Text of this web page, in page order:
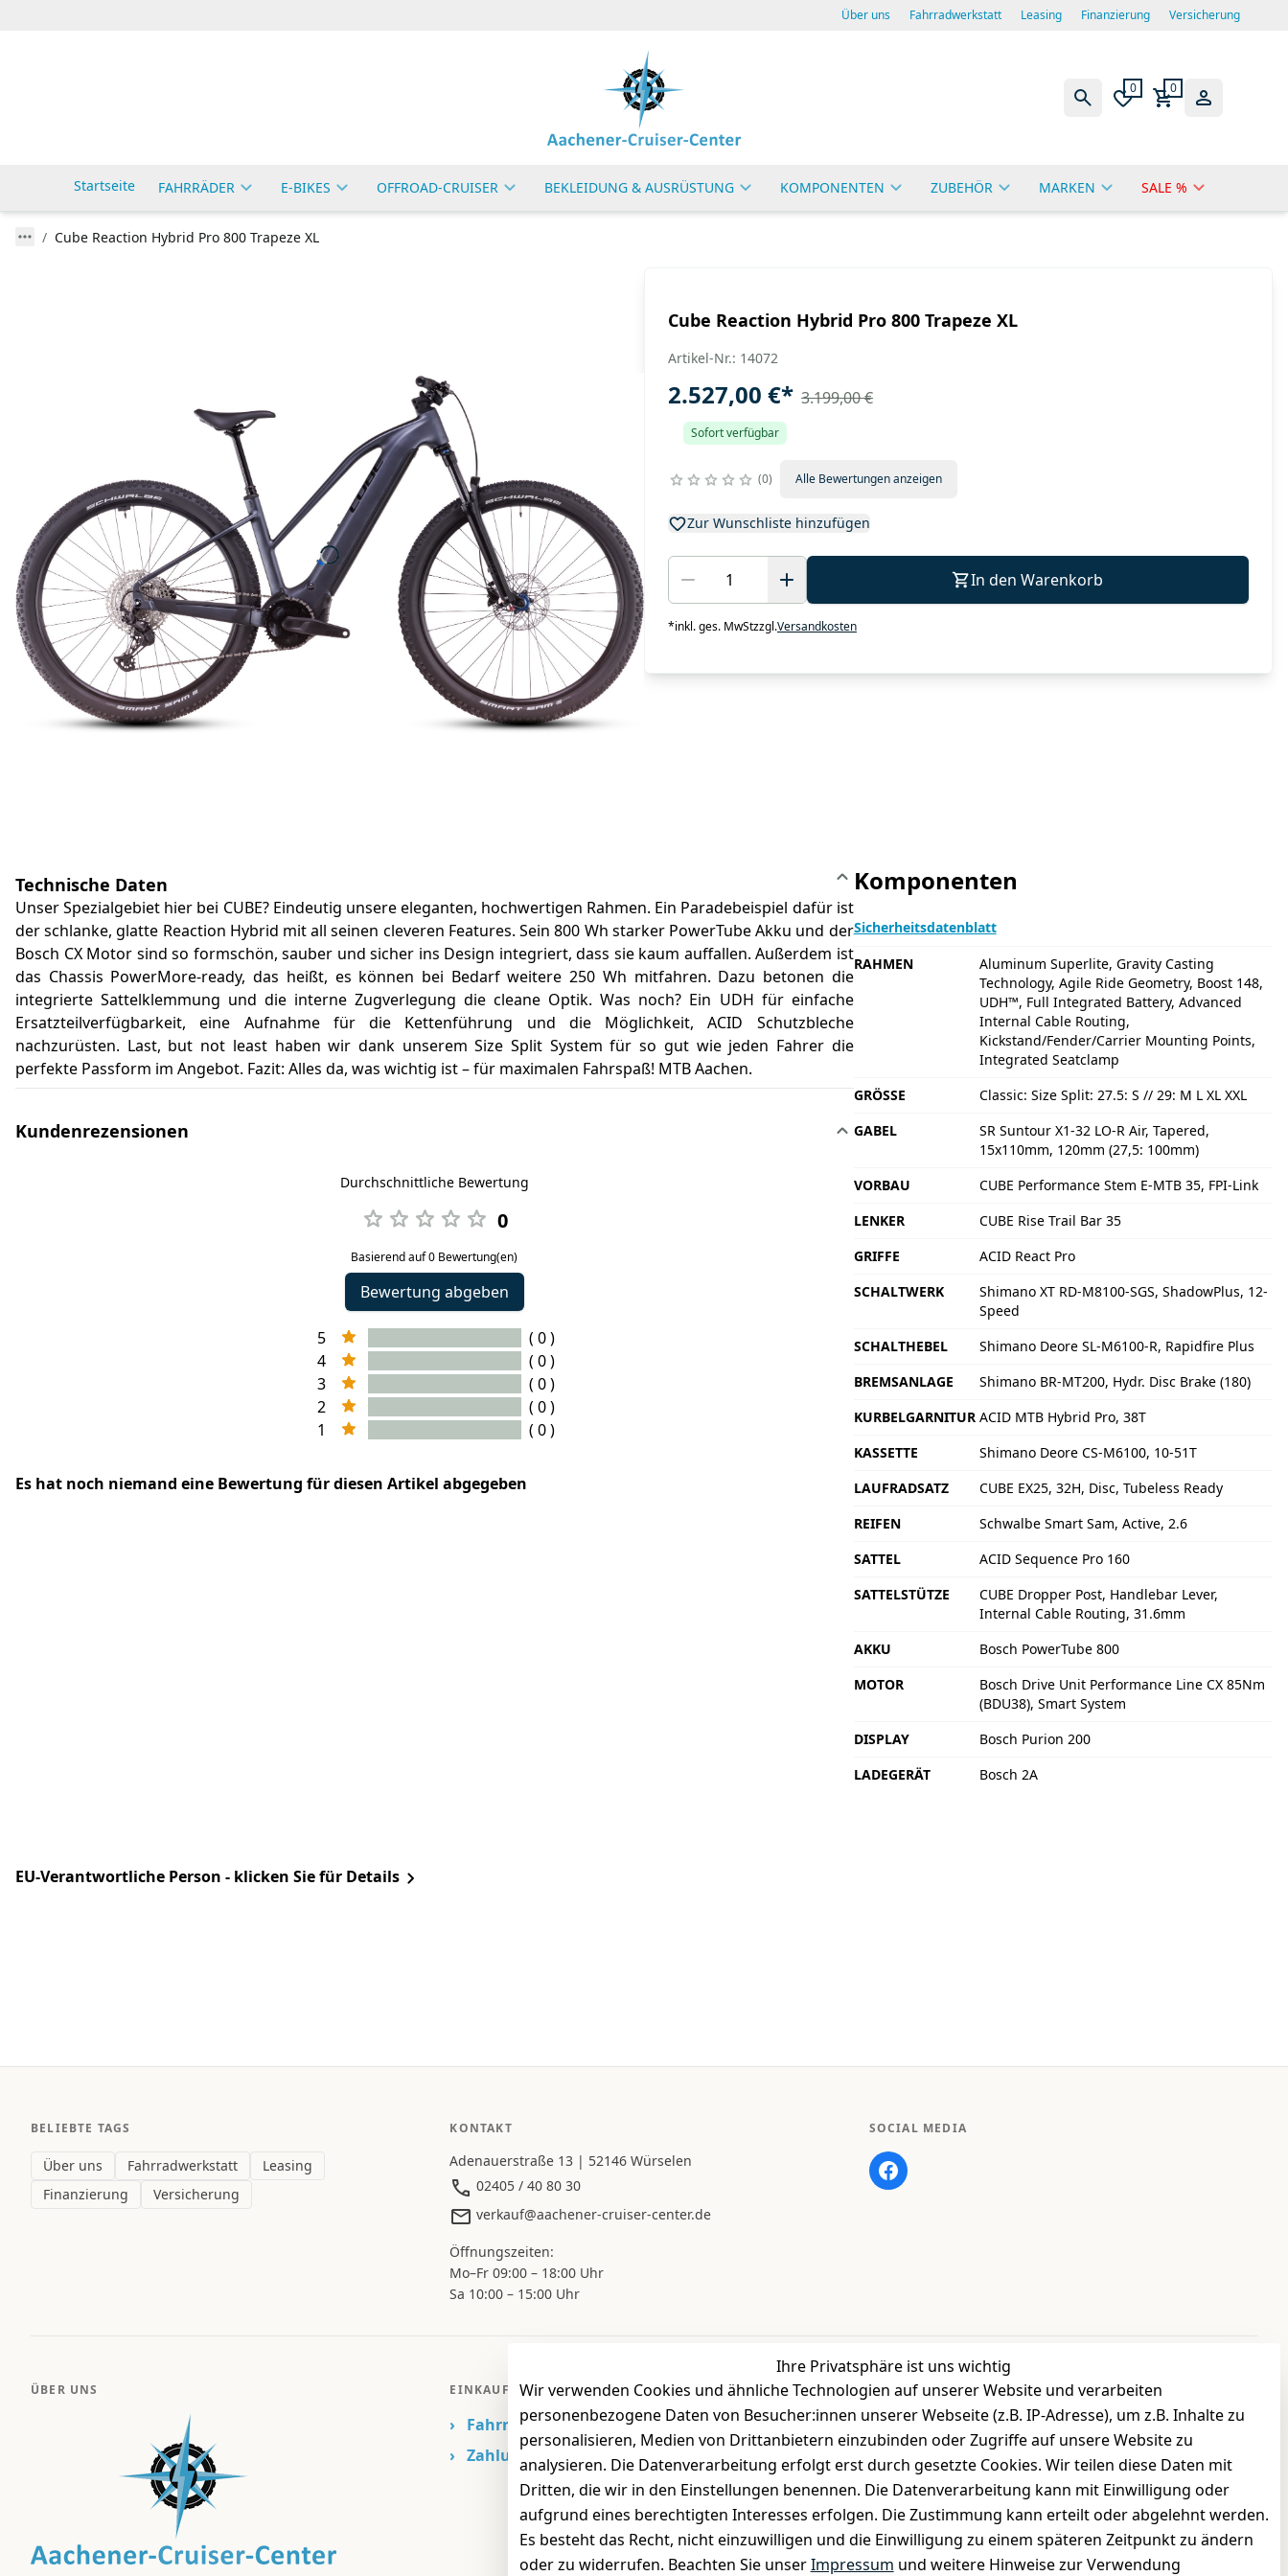
Über uns Fahrradwerkstatt Leasing Finanzierung Versicherung
0 0
Startseite FAHRRÄDER E-BIKES OFFROAD-CRUISER BEKLEIDUNG & AUSRÜSTUNG KOMPONENTEN ZUBEHÖR MARKEN SALE %
Cube Reaction Hybrid Pro 800 Trapeze XL
Cube Reaction Hybrid Pro 800 Trapeze XL
Artikel-Nr.: 14072
2.527,00 €* 3.199,00 €
Sofort verfügbar
0 Alle Bewertungen anzeigen
Zur Wunschliste hinzufügen
In den Warenkorb
*inkl. ges. MwStzzgl.Versandkosten
Technische Daten
Unser Spezialgebiet hier bei CUBE? Eindeutig unsere eleganten, hochwertigen Rahmen. Ein Paradebeispiel dafür ist
der schlanke, glatte Reaction Hybrid mit all seinen cleveren Features. Sein 800 Wh starker PowerTube Akku und der
Bosch CX Motor sind so formschön, sauber und sicher ins Design integriert, dass sie kaum auffallen. Außerdem ist
das Chassis PowerMore-ready, das heißt, es können bei Bedarf weitere 250 Wh mitfahren. Dazu betonen die
integrierte Sattelklemmung und die interne Zugverlegung die cleane Optik. Was noch? Ein UDH für einfache
Ersatzteilverfügbarkeit, eine Aufnahme für die Kettenführung und die Möglichkeit, ACID Schutzbleche
nachzurüsten. Last, but not least haben wir dank unserem Size Split System für so gut wie jeden Fahrer die
perfekte Passform im Angebot. Fazit: Alles da, was wichtig ist – für maximalen Fahrspaß! MTB Aachen.
Kundenrezensionen
Durchschnittliche Bewertung
0
Basierend auf 0 Bewertung(en)
Bewertung abgeben
5
( 0 )
4
( 0 )
3
( 0 )
2
( 0 )
1
( 0 )
Es hat noch niemand eine Bewertung für diesen Artikel abgegeben
Komponenten
Sicherheitsdatenblatt
RAHMEN
Aluminum Superlite, Gravity Casting
Technology, Agile Ride Geometry, Boost 148,
UDH™, Full Integrated Battery, Advanced
Internal Cable Routing,
Kickstand/Fender/Carrier Mounting Points,
Integrated Seatclamp
GRÖSSE
Classic: Size Split: 27.5: S // 29: M L XL XXL
GABEL
SR Suntour X1-32 LO-R Air, Tapered,
15x110mm, 120mm (27,5: 100mm)
VORBAU
CUBE Performance Stem E-MTB 35, FPI-Link
LENKER
CUBE Rise Trail Bar 35
GRIFFE
ACID React Pro
SCHALTWERK
Shimano XT RD-M8100-SGS, ShadowPlus, 12-
Speed
SCHALTHEBEL
Shimano Deore SL-M6100-R, Rapidfire Plus
BREMSANLAGE
Shimano BR-MT200, Hydr. Disc Brake (180)
KURBELGARNITUR ACID MTB Hybrid Pro, 38T
KASSETTE
Shimano Deore CS-M6100, 10-51T
LAUFRADSATZ
CUBE EX25, 32H, Disc, Tubeless Ready
REIFEN
Schwalbe Smart Sam, Active, 2.6
SATTEL
ACID Sequence Pro 160
SATTELSTÜTZE
CUBE Dropper Post, Handlebar Lever,
Internal Cable Routing, 31.6mm
AKKU
Bosch PowerTube 800
MOTOR
Bosch Drive Unit Performance Line CX 85Nm
(BDU38), Smart System
DISPLAY
Bosch Purion 200
LADEGERÄT
Bosch 2A
EU-Verantwortliche Person - klicken Sie für Details
Ihre Privatsphäre ist uns wichtig
Wir verwenden Cookies und ähnliche Technologien auf unserer Website und verarbeiten
personenbezogene Daten von Besucher:innen unserer Webseite (z.B. IP-Adresse), um z.B. Inhalte zu
personalisieren, Medien von Drittanbietern einzubinden oder Zugriffe auf unsere Website zu
analysieren. Die Datenverarbeitung erfolgt erst durch gesetzte Cookies. Wir teilen diese Daten mit
Dritten, die wir in den Einstellungen benennen. Die Datenverarbeitung kann mit Einwilligung oder
aufgrund eines berechtigten Interesses erfolgen. Die Zustimmung kann erteilt oder abgelehnt werden.
Es besteht das Recht, nicht einzuwilligen und die Einwilligung zu einem späteren Zeitpunkt zu ändern
oder zu widerrufen. Beachten Sie unserImpressum und weitere Hinweise zur Verwendung
BELIEBTE TAGS
Über uns Fahrradwerkstatt
Leasing
Finanzierung
Versicherung
KONTAKT
Adenauerstraße 13 | 52146 Würselen
02405 / 40 80 30
verkauf@aachener-cruiser-center.de
Öffnungszeiten:
Mo–Fr 09:00 – 18:00 Uhr
Sa 10:00 – 15:00 Uhr
SOCIAL MEDIA
ÜBER UNS EINKAUFEN
› Fahrrad Aachen
› Zahlungs- und Versandbedingungen
INFORMATIONEN
›
Batteriehinweis
›
Widerrufsrecht
› Impressum
›
Datenschutzerklärung
›
AGB